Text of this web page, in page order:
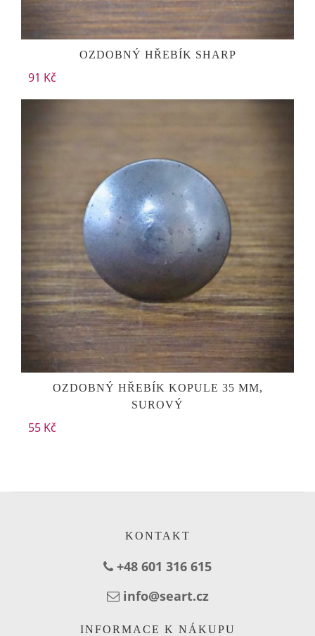
OZDOBNÝ HŘEBÍK SHARP
91 Kč
OZDOBNÝ HŘEBÍK KOPULE 35 MM,
SUROVÝ
55 Kč
KONTAKT
+48 601 316 615
info@seart.cz
INFORMACE K NÁKUPU